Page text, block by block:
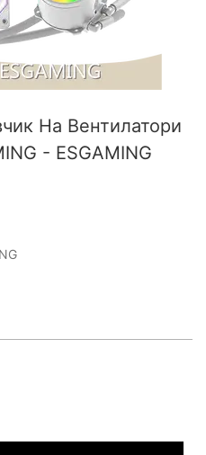
На Вентилатори
- ESGAMING